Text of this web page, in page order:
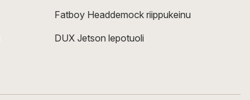
Fatboy Headdemock riippukeinu
DUX Jetson lepotuoli